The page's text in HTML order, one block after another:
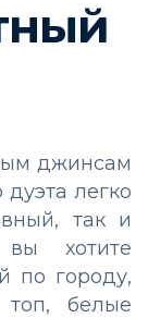
джинсам
дуэта легко
так и
хотите
по городу,
топ, белые